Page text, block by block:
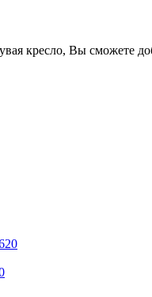
кресло, Вы сможете